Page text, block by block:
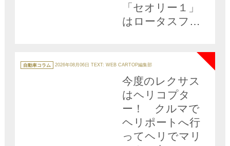
「セオリー１」
はロータスファ
テ
ゴ
自動車コラム 2026年08月06日 TEXT: WEB CARTOP編集部
今度のレクサス
はヘリコプタ
ー！ クルマで
ヘリポートへ行
ってヘリでマリ